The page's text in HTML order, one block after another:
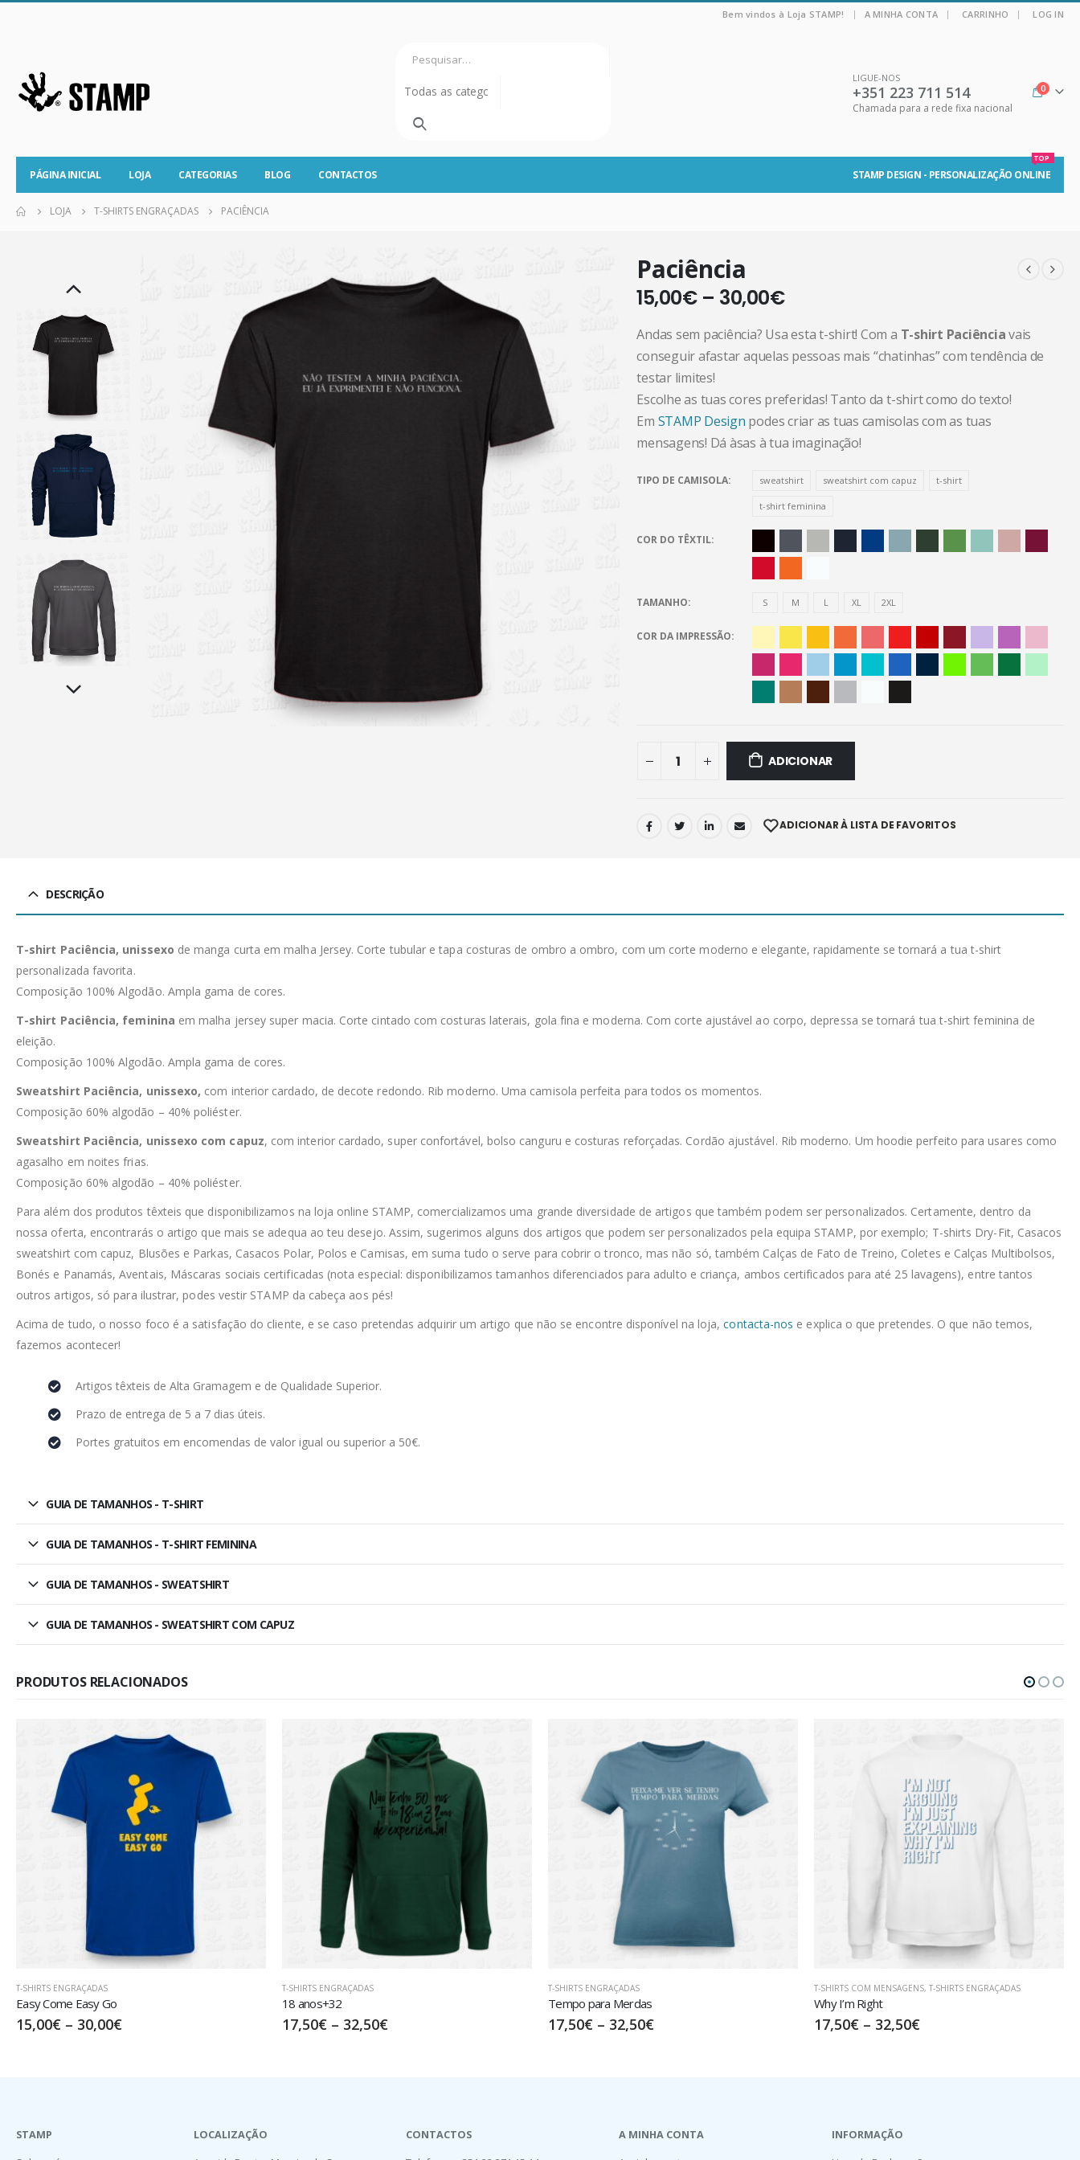
Bem vindos à Loja STAMP! | A MINHA CONTA CARRINHO LOG IN
LIGUE-NOS
+351 223 711 514
Chamada para a rede fixa nacional
0
PÁGINA INICIAL LOJA CATEGORIAS BLOG CONTACTOS STAMP DESIGN - PERSONALIZAÇÃO ONLINE
TOP
LOJA T-SHIRTS ENGRAÇADAS PACIÊNCIA
Paciência
15,00€– 30,00€
Andas sem paciência? Usa esta t-shirt! Com a T-shirt Paciênciavais
conseguir afastar aquelas pessoas mais “chatinhas” com tendência de
testar limites!
Escolhe as tuas cores preferidas! Tanto da t-shirt como do texto!
Em STAMP Design podes criar as tuas camisolas com as tuas
mensagens! Dá àsas à tua imaginação!
TIPO DE CAMISOLA sweatshirt sweatshirt com capuz t-shirt
t-shirt feminina
COR DO TÊXTIL
TAMANHO S M L XL 2XL
COR DA IMPRESSÃO
ADICIONAR
ADICIONAR À LISTA DE FAVORITOS
DESCRIÇÃO
T-shirt Paciência, unissexo de manga curta em malha Jersey. Corte tubular e tapa costuras de ombro a ombro, com um corte moderno e elegante, rapidamente se tornará a tua t-shirt
personalizada favorita.
Composição 100% Algodão. Ampla gama de cores.
T-shirt Paciência, feminina em malha jersey super macia. Corte cintado com costuras laterais, gola fina e moderna. Com corte ajustável ao corpo, depressa se tornará tua t-shirt feminina de
eleição.
Composição 100% Algodão. Ampla gama de cores.
Sweatshirt Paciência, unissexo, com interior cardado, de decote redondo. Rib moderno. Uma camisola perfeita para todos os momentos.
Composição 60% algodão – 40% poliéster.
Sweatshirt Paciência, unissexo com capuz, com interior cardado, super confortável, bolso canguru e costuras reforçadas. Cordão ajustável. Rib moderno. Um hoodie perfeito para usares como
agasalho em noites frias.
Composição 60% algodão – 40% poliéster.
Para além dos produtos têxteis que disponibilizamos na loja online STAMP, comercializamos uma grande diversidade de artigos que também podem ser personalizados. Certamente, dentro da
nossa oferta, encontrarás o artigo que mais se adequa ao teu desejo. Assim, sugerimos alguns dos artigos que podem ser personalizados pela equipa STAMP, por exemplo; T-shirts Dry-Fit, Casacos
sweatshirt com capuz, Blusões e Parkas, Casacos Polar, Polos e Camisas, em suma tudo o serve para cobrir o tronco, mas não só, também Calças de Fato de Treino, Coletes e Calças Multibolsos,
Bonés e Panamás, Aventais, Máscaras sociais certificadas (nota especial: disponibilizamos tamanhos diferenciados para adulto e criança, ambos certificados para até 25 lavagens), entre tantos
outros artigos, só para ilustrar, podes vestir STAMP da cabeça aos pés!
Acima de tudo, o nosso foco é a satisfação do cliente, e se caso pretendas adquirir um artigo que não se encontre disponível na loja,contacta-nos e explica o que pretendes. O que não temos,
fazemos acontecer!
Artigos têxteis de Alta Gramagem e de Qualidade Superior.
Prazo de entrega de 5 a 7 dias úteis.
Portes gratuitos em encomendas de valor igual ou superior a 50€.
GUIA DE TAMANHOS - T-SHIRT
GUIA DE TAMANHOS - T-SHIRT FEMININA
GUIA DE TAMANHOS - SWEATSHIRT
GUIA DE TAMANHOS - SWEATSHIRT COM CAPUZ
PRODUTOS RELACIONADOS
T-SHIRTS ENGRAÇADAS
18 anos+32
17,50€ – 32,50€
T-SHIRTS ENGRAÇADAS
Tempo para Merdas
17,50€ – 32,50€
T-SHIRTS COM MENSAGENS
Why I’m Right
17,50€ – 32,50€
T-SHIRTS ENGRAÇADAS
Aqui estou eu!
15,00€ – 30,00€
STAMP LOCALIZAÇÃO CONTACTOS A MINHA CONTA INFORMAÇÃO